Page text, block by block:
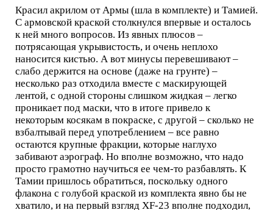
Красил акрилом от Армы (шла в комплекте) и Тамией.
С армовской краской столкнулся впервые и осталось
к ней много вопросов. Из явных плюсов –
потрясающая укрывистость, и очень неплохо
наносится кистью. А вот минусы перевешивают –
слабо держится на основе (даже на грунте) –
несколько раз отходила вместе с маскирующей
лентой, с одной стороны слишком жидкая – легко
проникает под маски, что в итоге привело к
некоторым косякам в покраске, с другой – сколько не
взбалтывай перед употреблением – все равно
остаются крупные фракции, которые наглухо
забивают аэрограф. Но вполне возможно, что надо
просто грамотно научиться ее чем-то разбавлять. К
Тамии пришлось обратиться, поскольку одного
флакона с голубой краской из комплекта явно бы не
хватило, и на первый взгляд XF-23 вполне подходил,